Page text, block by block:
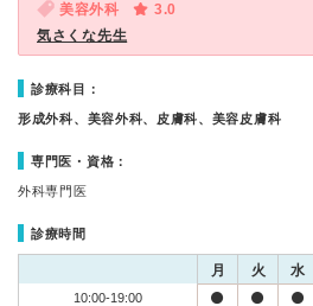
美容外科
3.0
気さくな先生
診療科目：
形成外科、美容外科、皮膚科、美容皮膚科
専門医・資格：
外科専門医
診療時間
月 火 水
10:00-19:00